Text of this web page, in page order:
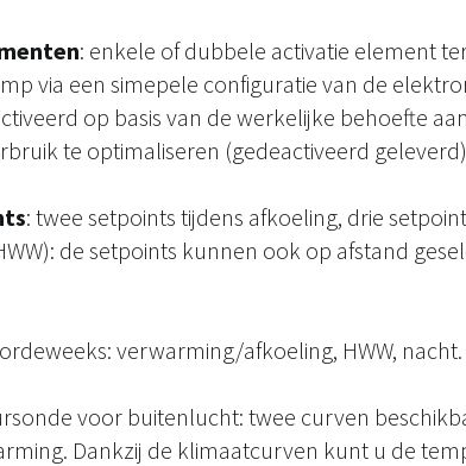
: enkele of dubbele activatie element
via een simepele configuratie van de
op basis van de werkelijke behoefte
te optimaliseren (gedeactiveerd
: twee setpoints tijdens afkoeling, drie
de setpoints kunnen ook op afstand
verwarming/afkoeling, HWW, nacht.
voor buitenlucht: twee curven
Dankzij de klimaatcurven kunt u de